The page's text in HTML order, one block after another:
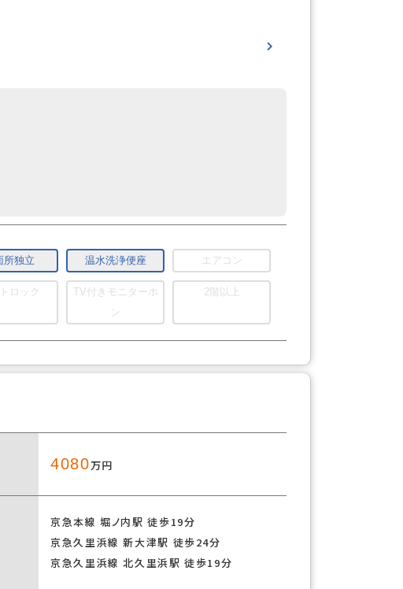
所独立 温水洗浄便座 エアコン
ロック
TV付きモニターホ
ン
2階以上
4080万円
京急本線 堀ノ内駅 徒歩19分
京急久里浜線 新大津駅 徒歩24分
京急久里浜線 北久里浜駅 徒歩19分